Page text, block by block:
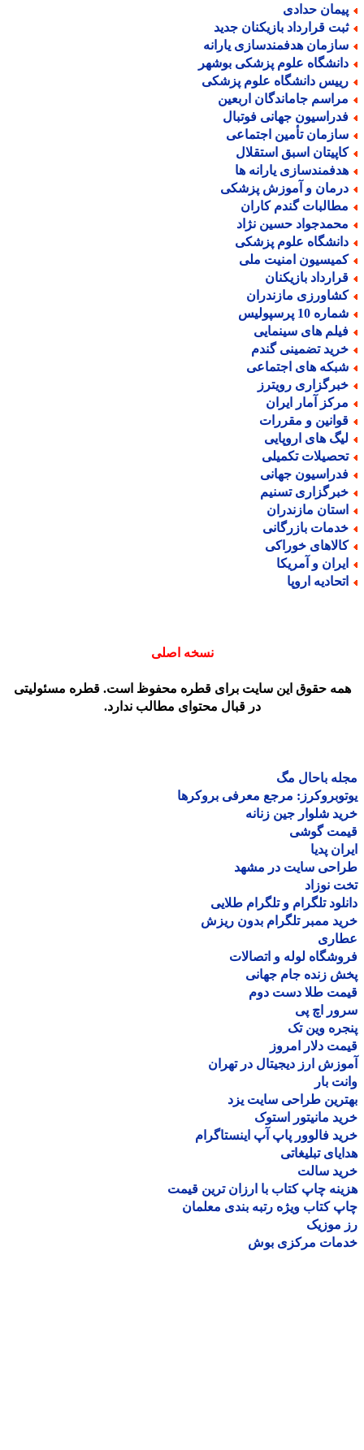
حدادی
قرارداد بازیکنان جدید
هدفمندسازی یارانه
علوم پزشکی بوشهر
دانشگاه علوم پزشکی
جاماندگان اربعین
جهانی فوتبال
تأمین اجتماعی
اسبق استقلال
یارانه ها
و آموزش پزشکی
گندم کاران
حسین نژاد
علوم پزشکی
امنیت ملی
بازیکنان
مازندران
10 پرسپولیس
های سینمایی
تضمینی گندم
های اجتماعی
رویترز
آمار ایران
و مقررات
های اروپایی
تکمیلی
جهانی
تسنیم
مازندران
بازرگانی
خوراکی
و آمریکا
اروپا
نسخه اصلی
حقوق این سایت برای قطره محفوظ است. قطره مسئولیتی
در قبال محتوای مطالب ندارد.
باحال مگ
مرجع معرفی بروکرها
شلوار جین زنانه
گوشی
پدیا
سایت در مشهد
نوزاد
تلگرام و تلگرام طلایی
ممبر تلگرام بدون ریزش
لوله و اتصالات
زنده جام جهانی
طلا دست دوم
اچ پی
وین تک
دلار امروز
ارز دیجیتال در تهران
بار
طراحی سایت یزد
مانیتور استوک
فالوور پاپ آپ اینستاگرام
تبلیغاتی
سالت
چاپ کتاب با ارزان ترین قیمت
کتاب ویژه رتبه بندی معلمان
موزیک
مرکزی بوش